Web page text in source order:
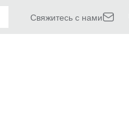
Свяжитесь с нами